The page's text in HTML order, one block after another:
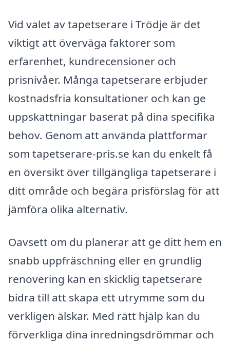
Vid valet av tapetserare i Trödje är det
viktigt att överväga faktorer som
erfarenhet, kundrecensioner och
prisnivåer. Många tapetserare erbjuder
kostnadsfria konsultationer och kan ge
uppskattningar baserat på dina specifika
behov. Genom att använda plattformar
som tapetserare-pris.se kan du enkelt få
en översikt över tillgängliga tapetserare i
ditt område och begära prisförslag för att
jämföra olika alternativ.
Oavsett om du planerar att ge ditt hem en
snabb uppfräschning eller en grundlig
renovering kan en skicklig tapetserare
bidra till att skapa ett utrymme som du
verkligen älskar. Med rätt hjälp kan du
förverkliga dina inredningsdrömmar och